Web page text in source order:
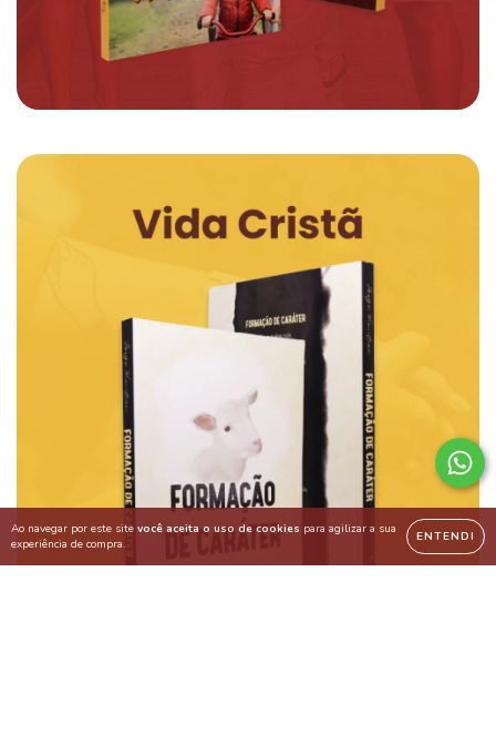
Ao navegar por este site você aceita o uso de cookies para agilizar a sua
experiência de compra.
ENTENDI